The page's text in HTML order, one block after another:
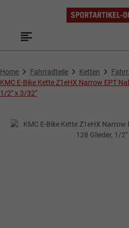
Zum Hauptinhalt springen
Home Fahrradteile Ketten
KMC E-Bike Kette Z1eHX Narrow EPT
1/2" x 3/32"